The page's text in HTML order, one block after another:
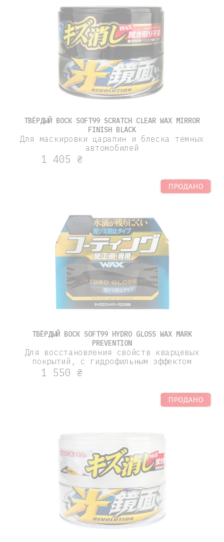
ТВЁРДЫЙ ВОСК SOFT99 SCRATCH CLEAR WAX MIRROR
FINISH BLACK
Для маскировки царапин и блеска тёмных
автомобилей
1 405 ₴
ТВЁРДЫЙ ВОСК SOFT99 HYDRO GLOSS WAX MARK
PREVENTION
Для восстановления свойств кварцевых
покрытий, с гидрофильным эффектом
1 550 ₴
Введите новый пароль
(￢_￢)
Повторите новый пароль
(￢_￢)
Новый номер
Номер телефона